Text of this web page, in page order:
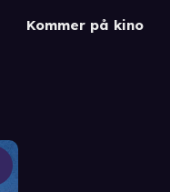
Kommer på kino